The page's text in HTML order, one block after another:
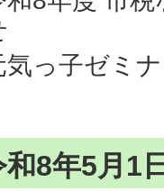
気っ子ゼミ
8年5月1